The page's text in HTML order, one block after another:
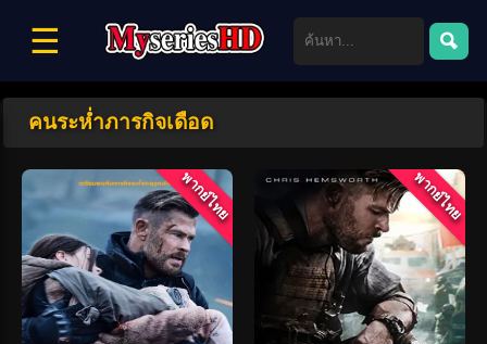
☰
คนระห่ำภารกิจเดือด
พากย์ไทย พากย์ไทย